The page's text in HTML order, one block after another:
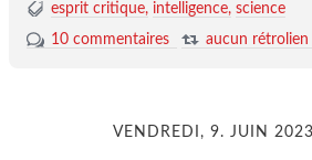
esprit critique intelligence science
10 commentaires
aucun rétrolien
VENDREDI, 9. JUIN